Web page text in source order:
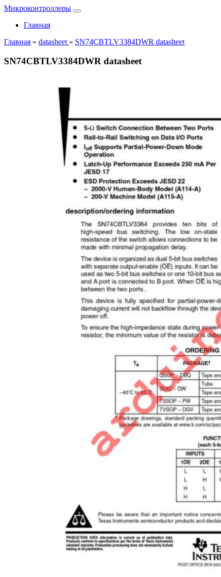
Микроконтроллеры
Главная
Главная » datasheet » SN74CBTLV3384DWR datasheet
SN74CBTLV3384DWR datasheet